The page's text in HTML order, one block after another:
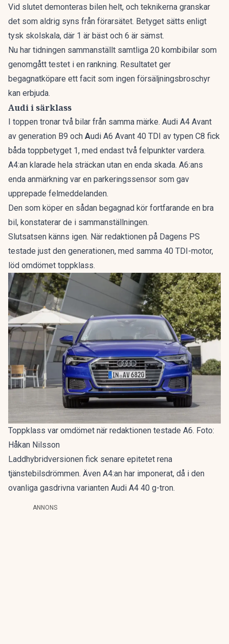
Vid slutet demonteras bilen helt, och teknikerna granskar
det som aldrig syns från förarsätet. Betyget sätts enligt
tysk skolskala, där 1 är bäst och 6 är sämst.
Nu har tidningen sammanställt samtliga 20 kombibilar som
genomgått testet i en rankning. Resultatet ger
begagnatköpare ett facit som ingen försäljningsbroschyr
kan erbjuda.
Audi i särklass
I toppen tronar två bilar från samma märke. Audi A4 Avant
av generation B9 och Audi A6 Avant 40 TDI av typen C8 fick
båda toppbetyget 1, med endast två felpunkter vardera.
A4:an klarade hela sträckan utan en enda skada. A6:ans
enda anmärkning var en parkeringssensor som gav
upprepade felmeddelanden.
Den som köper en sådan begagnad kör fortfarande en bra
bil, konstaterar de i sammanställningen.
Slutsatsen känns igen. När redaktionen på Dagens PS
testade just den generationen, med samma 40 TDI-motor,
löd omdömet toppklass.
Toppklass var omdömet när redaktionen testade A6. Foto:
Håkan Nilsson
Laddhybridversionen fick senare epitetet rena
tjänstebilsdrömmen. Även A4:an har imponerat, då i den
ovanliga gasdrivna varianten Audi A4 40 g-tron.
ANNONS